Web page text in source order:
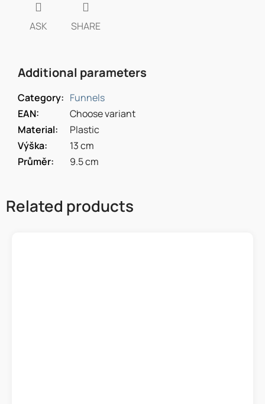
ASK SHARE
Additional parameters
Category: Funnels
EAN:
Choose variant
Material:
Plastic
Výška:
13 cm
Průměr: 9.5 cm
Related products